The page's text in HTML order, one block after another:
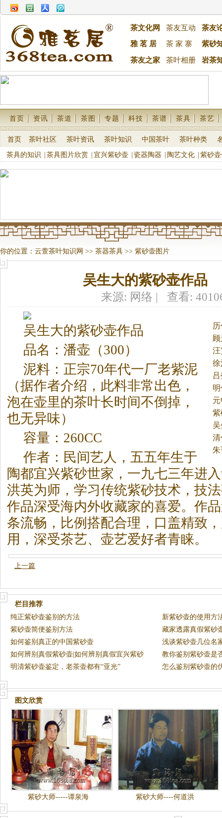
茶文化网 茶友互动
茶友
雅 茗 居
茶 家 寨 紫砂
茶友之家 茶叶相册 岩茶
首页 资讯 茶道 茶图 专题 科技 茶谱 茶具 茶艺
首页 茶叶社区 茶叶资讯 茶叶知识 中国茶叶 茶叶种类
茶具的知识 茶具图片欣赏 宜兴紫砂壶 瓷器陶器 陶艺文化 紫砂
你的位置： 云萱茶叶知识网 >> 茶器茶具 >> 紫砂壶图片
吴生大的紫砂壶作品
来源: 网络 | 查看:
吴生大的紫砂壶作品
品名：潘壶（300）
泥料：正宗70年代一厂老紫泥
（据作者介绍，此料非常出色，
泡在壶里的茶叶长时间不倒掉，
也无异味）
容量：260CC
作者：民间艺人，五五年生于
陶都宜兴紫砂世家，一九七三年进
洪英为师，学习传统紫砂技术，技
作品深受海内外收藏家的喜爱。 作
条流畅，比例搭配合理，口盖精致
用，深受茶艺、壶艺爱好者青睐。
上一篇
栏目推荐
纯正紫砂壶鉴别的方法
新紫砂壶的使用方
紫砂壶简便鉴别方法
藏家透露真假紫砂
如何鉴别真正的中国紫砂壶
浅谈紫砂壶几位名
如何辨别真假紫砂壶|如何辨别真假宜兴紫砂
壶
教你鉴别紫砂壶是
明清紫砂壶鉴定，老茶壶都有“亚光”
怎么鉴别紫砂壶的
图文欣赏
紫砂大师-----谭泉海 紫砂大师----何道洪